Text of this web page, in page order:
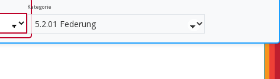
Kategorie